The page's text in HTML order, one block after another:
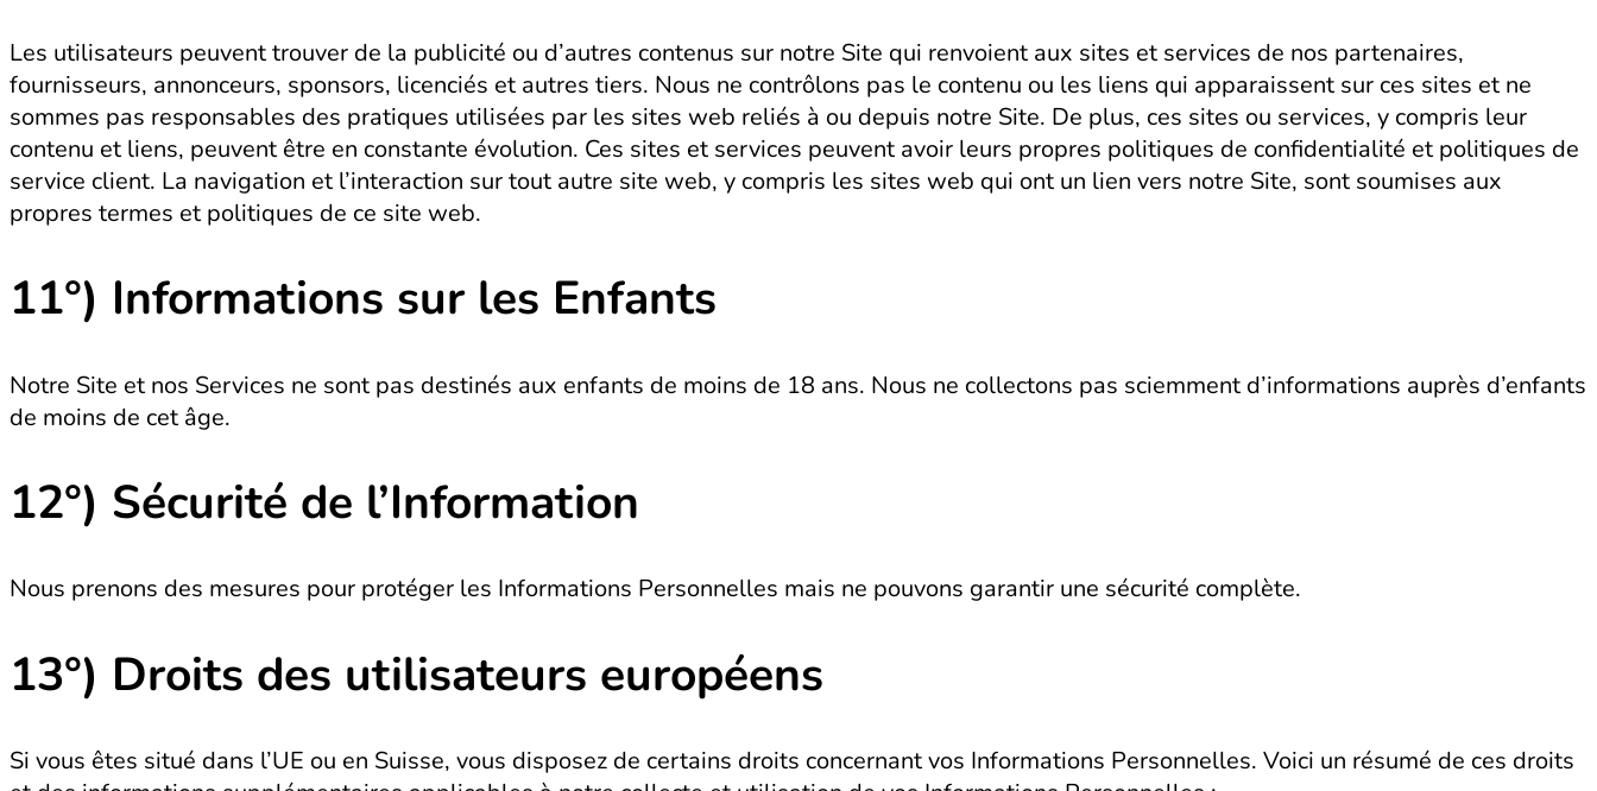
Les utilisateurs peuvent trouver de la publicité ou d’autres contenus sur notre Site qui renvoient aux sites et services de nos partenaires,
fournisseurs, annonceurs, sponsors, licenciés et autres tiers. Nous ne contrôlons pas le contenu ou les liens qui apparaissent sur ces sites et ne
sommes pas responsables des pratiques utilisées par les sites web reliés à ou depuis notre Site. De plus, ces sites ou services, y compris leur
contenu et liens, peuvent être en constante évolution. Ces sites et services peuvent avoir leurs propres politiques de confidentialité et politiques de
service client. La navigation et l’interaction sur tout autre site web, y compris les sites web qui ont un lien vers notre Site, sont soumises aux
propres termes et politiques de ce site web.
11°) Informations sur les Enfants
Notre Site et nos Services ne sont pas destinés aux enfants de moins de 18 ans. Nous ne collectons pas sciemment d’informations auprès d’enfants
de moins de cet âge.
12°) Sécurité de l’Information
Nous prenons des mesures pour protéger les Informations Personnelles mais ne pouvons garantir une sécurité complète.
13°) Droits des utilisateurs européens
Si vous êtes situé dans l’UE ou en Suisse, vous disposez de certains droits concernant vos Informations Personnelles. Voici un résumé de ces droits